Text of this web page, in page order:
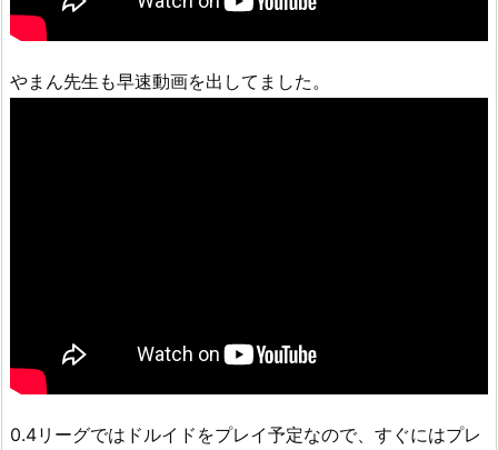
やまん先生も早速動画を出してました。
0.4リーグではドルイドをプレイ予定なので、すぐにはプレ